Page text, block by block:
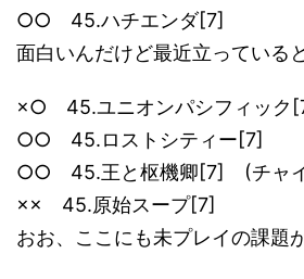
○○ 45.ハチエンダ[7]
面白いんだけど最近立っている
×○ 45.ユニオンパシフィック
○○ 45.ロストシティー[7]
○○ 45.王と枢機卿[7] (チャ
×× 45.原始スープ[7]
おお、ここにも未プレイの課題